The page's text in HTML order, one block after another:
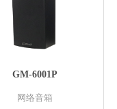
GM-6001P
网络音箱